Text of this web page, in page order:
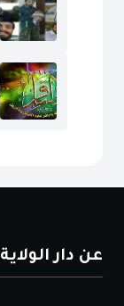
عن دار الولاية